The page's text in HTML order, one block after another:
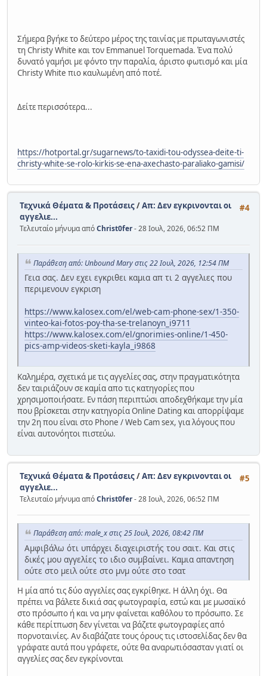
Σήμερα βγήκε το δεύτερο μέρος της ταινίας με πρωταγωνιστές
τη Christy White και τον Emmanuel Torquemada. Ένα πολύ
δυνατό γαμήσι με φόντο την παραλία, άριστο φωτισμό και μία
Christy White πιο καυλωμένη από ποτέ.
Δείτε περισσότερα...
https://hotportal.gr/sugarnews/to-taxidi-tou-odyssea-deite-ti-
christy-white-se-rolo-kirkis-se-ena-axechasto-paraliako-gamisi/
#4
Τεχνικά Θέματα & Προτάσεις/Απ: Δεν εγκρινονται οι
αγγελιε...
Τελευταίο μήνυμα απόChrist0fer- 28 Ιουλ, 2026, 06:52 ΠΜ
Παράθεση από: Unbound Mary στις 22 Ιουλ, 2026, 12:54 ΠΜ
Γεια σας. Δεν εχει εγκριθει καμια απ τι 2 αγγελιες που
περιμενουν εγκριση
https://www.kalosex.com/el/web-cam-phone-sex/1-350-
vinteo-kai-fotos-poy-tha-se-trelanoyn_i9711
https://www.kalosex.com/el/gnorimies-online/1-450-
pics-amp-videos-sketi-kayla_i9868
Καλημέρα, σχετικά με τις αγγελίες σας, στην πραγματικότητα
δεν ταιριάζουν σε καμία απο τις κατηγορίες που
χρησιμοποιήσατε. Εν πάση περιπτώσι αποδεχθήκαμε την μία
που βρίσκεται στην κατηγορία Online Dating και απορρίψαμε
την 2η που είναι στο Phone / Web Cam sex, για λόγους που
είναι αυτονόητοι πιστεύω.
#5
Τεχνικά Θέματα & Προτάσεις/Απ: Δεν εγκρινονται οι
αγγελιε...
Τελευταίο μήνυμα απόChrist0fer- 28 Ιουλ, 2026, 06:52 ΠΜ
Παράθεση από: male_x στις 25 Ιουλ, 2026, 08:42 ΠΜ
Αμφιβάλω ότι υπάρχει διαχειριστής του σαιτ. Και στις
δικές μου αγγελίες το ιδιο συμβαίνει. Καμια απαντηση
ούτε στο μειλ ούτε στο μνμ ούτε στο τσατ
Η μία από τις δύο αγγελίες σας εγκρίθηκε. Η άλλη όχι. Θα
πρέπει να βάλετε δικιά σας φωτογραφία, εστώ και με μωσαϊκό
στο πρόσωπο ή και να μην φαίνεται καθόλου το πρόσωπο. Σε
κάθε περίτπωση δεν γίνεται να βάζετε φωτογραφίες από
πορνοταινίες. Αν διαβάζατε τους όρους τις ιστοσελίδας δεν θα
γράφατε αυτά που γράφετε, ούτε θα αναρωτιόσασταν γιατί οι
αγγελίες σας δεν εγκρίνονται